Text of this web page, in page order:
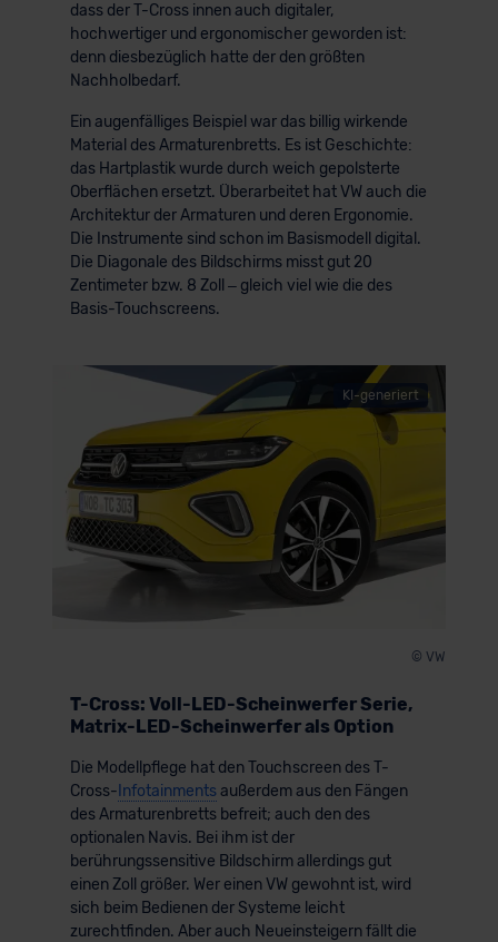
dass der T-Cross innen auch digitaler,
hochwertiger und ergonomischer geworden ist:
denn diesbezüglich hatte der den größten
Nachholbedarf.
Ein augenfälliges Beispiel war das billig wirkende
Material des Armaturenbretts. Es ist Geschichte:
das Hartplastik wurde durch weich gepolsterte
Oberflächen ersetzt. Überarbeitet hat VW auch die
Architektur der Armaturen und deren Ergonomie.
Die Instrumente sind schon im Basismodell digital.
Die Diagonale des Bildschirms misst gut 20
Zentimeter bzw. 8 Zoll – gleich viel wie die des
Basis-Touchscreens.
KI-generiert
© VW
T-Cross: Voll-LED-Scheinwerfer Serie,
Matrix-LED-Scheinwerfer als Option
Die Modellpflege hat den Touchscreen des T-
Cross- Infotainmentsaußerdem aus den Fängen
des Armaturenbretts befreit; auch den des
optionalen Navis. Bei ihm ist der
berührungssensitive Bildschirm allerdings gut
einen Zoll größer. Wer einen VW gewohnt ist, wird
sich beim Bedienen der Systeme leicht
zurechtfinden. Aber auch Neueinsteigern fällt die